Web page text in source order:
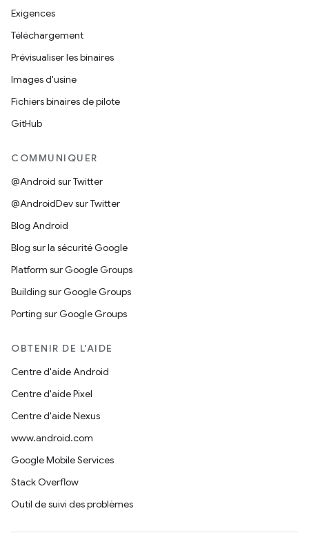
Exigences
Téléchargement
Prévisualiser les binaires
Images d'usine
Fichiers binaires de pilote
GitHub
COMMUNIQUER
@Android sur Twitter
@AndroidDev sur Twitter
Blog Android
Blog sur la sécurité Google
Platform sur Google Groups
Building sur Google Groups
Porting sur Google Groups
OBTENIR DE L'AIDE
Centre d'aide Android
Centre d'aide Pixel
Centre d'aide Nexus
www.android.com
Google Mobile Services
Stack Overflow
Outil de suivi des problèmes